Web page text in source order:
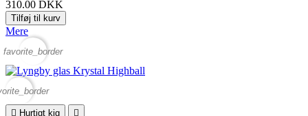
310.00 DKK
Tilføj til kurv
Mere
favorite_border
 Hurtigt kig 